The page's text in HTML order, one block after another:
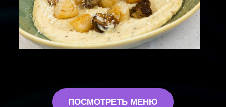
ПОСМОТРЕТЬ МЕНЮ